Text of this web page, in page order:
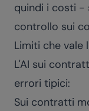
quindi i costi -
controllo sui
Limiti che vale
L'AI sui
errori tipici:
Sui contratti